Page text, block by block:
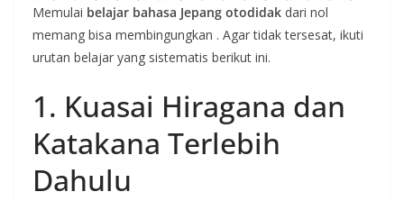
Memulai belajar bahasa Jepang otodidak dari nol
memang bisa membingungkan . Agar tidak tersesat, ikuti
urutan belajar yang sistematis berikut ini.
1. Kuasai Hiragana dan
Katakana Terlebih
Dahulu